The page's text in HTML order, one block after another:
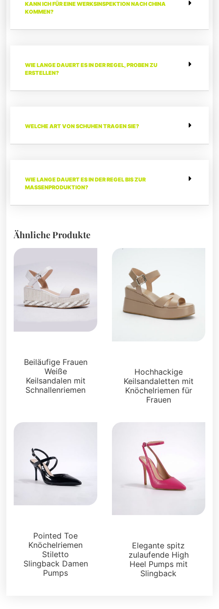
KANN ICH FÜR EINE WERKSINSPEKTION NACH CHINA
KOMMEN?
WIE LANGE DAUERT ES IN DER REGEL, PROBEN ZU
ERSTELLEN?
WELCHE ART VON SCHUHEN TRAGEN SIE?
WIE LANGE DAUERT ES IN DER REGEL BIS ZUR
MASSENPRODUKTION?
Ähnliche Produkte
Beiläufige Frauen
Weiße
Keilsandalen mit
Schnallenriemen
Hochhackige
Keilsandaletten mit
Knöchelriemen für
Frauen
Pointed Toe
Knöchelriemen
Stiletto
Slingback Damen
Pumps
Elegante spitz
zulaufende High
Heel Pumps mit
Slingback